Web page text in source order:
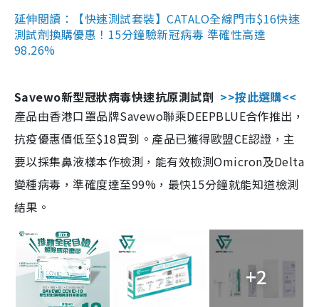
延伸閱讀：【快速測試套裝】CATALO全線門市$16快速
測試劑換購優惠！15分鐘驗新冠病毒 準確性高達
98.26%
Savewo新型冠狀病毒快速抗原測試劑 >>按此選購<<
產品由香港口罩品牌Savewo聯乘DEEPBLUE合作推出，
抗疫優惠價低至$18買到。產品已獲得歐盟CE認證，主
要以採集鼻液樣本作檢測，能有效檢測Omicron及Delta
變種病毒，準確度達至99%，最快15分鐘就能知道檢測
結果。
+2